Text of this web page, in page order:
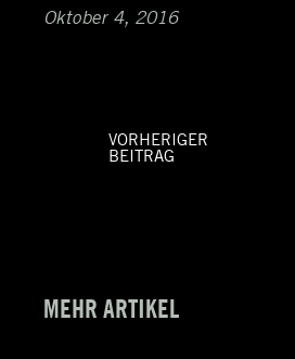
Oktober 4, 2016
VORHERIGER
BEITRAG
MEHR ARTIKEL